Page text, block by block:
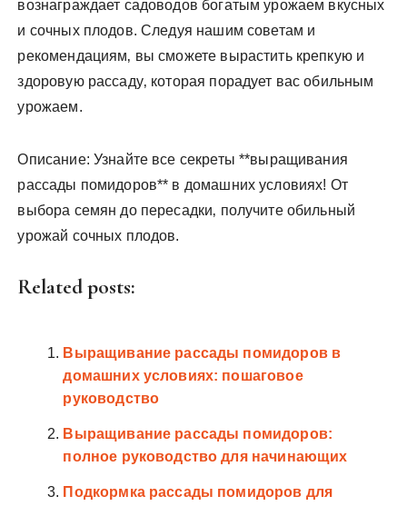
вознаграждает садоводов богатым урожаем вкусных
и сочных плодов. Следуя нашим советам и
рекомендациям‚ вы сможете вырастить крепкую и
здоровую рассаду‚ которая порадует вас обильным
урожаем.
Описание: Узнайте все секреты **выращивания
рассады помидоров** в домашних условиях! От
выбора семян до пересадки‚ получите обильный
урожай сочных плодов.
Related posts:
Выращивание рассады помидоров в
домашних условиях: пошаговое
руководство
Выращивание рассады помидоров:
полное руководство для начинающих
Подкормка рассады помидоров для